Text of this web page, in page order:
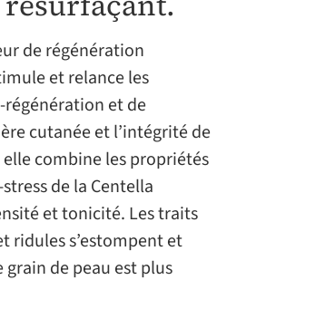
de régénération
et relance les
régénération et de
cutanée et l’intégrité de
combine les propriétés
de la Centella
et tonicité. Les traits
ridules s’estompent et
grain de peau est plus